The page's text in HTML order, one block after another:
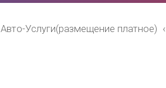
Авто-Услуги(размещение платное)